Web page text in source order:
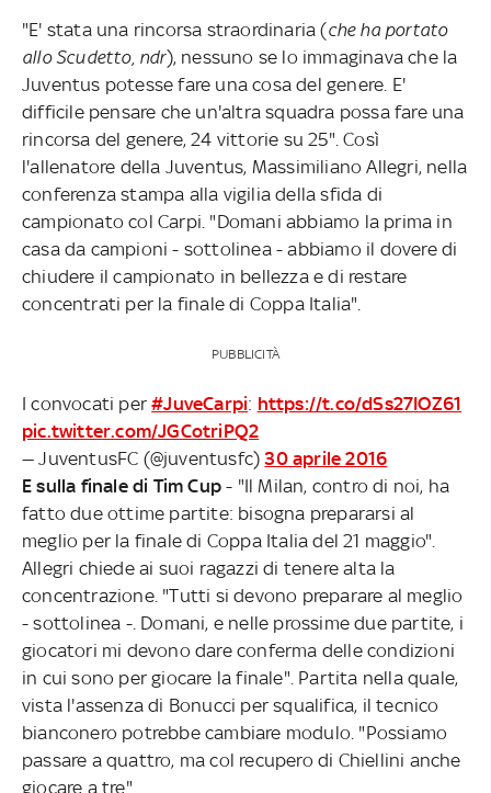
"E' stata una rincorsa straordinaria (che ha portato
allo Scudetto, ndr), nessuno se lo immaginava che la
Juventus potesse fare una cosa del genere. E'
difficile pensare che un'altra squadra possa fare una
rincorsa del genere, 24 vittorie su 25". Così
l'allenatore della Juventus, Massimiliano Allegri, nella
conferenza stampa alla vigilia della sfida di
campionato col Carpi. "Domani abbiamo la prima in
casa da campioni - sottolinea - abbiamo il dovere di
chiudere il campionato in bellezza e di restare
concentrati per la finale di Coppa Italia".
PUBBLICITÀ
I convocati per#JuveCarpi: https://t.co/dSs27IOZ61
pic.twitter.com/JGCotriPQ2
— JuventusFC (@juventusfc)30 aprile 2016
E sulla finale di Tim Cup- "Il Milan, contro di noi, ha
fatto due ottime partite: bisogna prepararsi al
meglio per la finale di Coppa Italia del 21 maggio".
Allegri chiede ai suoi ragazzi di tenere alta la
concentrazione. "Tutti si devono preparare al meglio
- sottolinea -. Domani, e nelle prossime due partite, i
giocatori mi devono dare conferma delle condizioni
in cui sono per giocare la finale". Partita nella quale,
vista l'assenza di Bonucci per squalifica, il tecnico
bianconero potrebbe cambiare modulo. "Possiamo
passare a quattro, ma col recupero di Chiellini anche
giocare a tre".